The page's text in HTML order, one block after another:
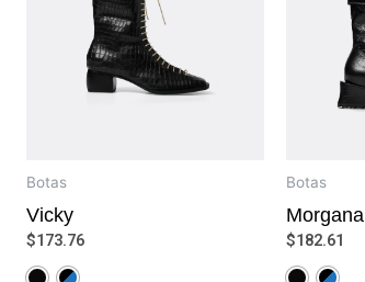
Botas
Vicky
$173.76
Botas
Morgana
$182.61